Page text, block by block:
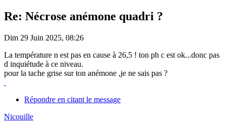
Re: Nécrose anémone quadri ?
Dim 29 Juin 2025, 08:26
La température n est pas en cause à 26,5 ! ton ph c est ok...donc pas
d inquiétude à ce niveau.
pour la tache grise sur ton anémone ,je ne sais pas ?
Répondre en citant le message
Nicouille